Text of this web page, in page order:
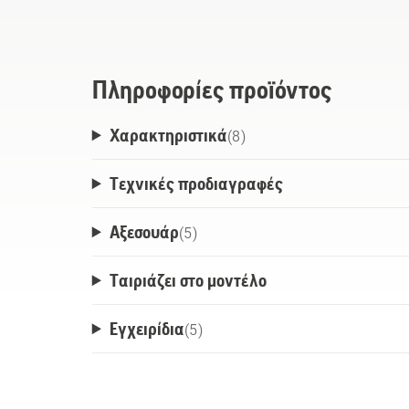
Husqvarna 36V. Το σύστημα ActiveCool
ευέλικτου συστήματος μπαταρίας BLi-X
Πληροφορίες προϊόντος
Χαρακτηριστικά(8)
Τεχνικές προδιαγραφές
Αξεσουάρ(5)
Ταιριάζει στο μοντέλο
Εγχειρίδια(5)